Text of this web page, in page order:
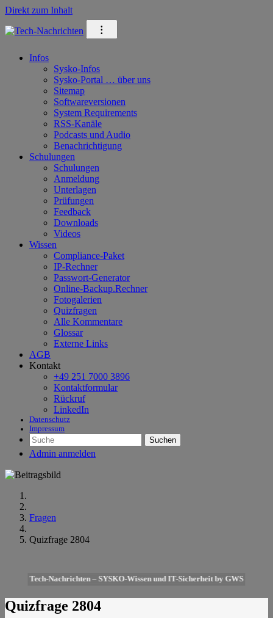
Direkt zum Inhalt
⁝
Infos
Sysko-Infos
Sysko-Portal … über uns
Sitemap
Softwareversionen
System Requirements
RSS-Kanäle
Podcasts und Audio
Benachrichtigung
Schulungen
Schulungen
Anmeldung
Unterlagen
Prüfungen
Feedback
Downloads
Videos
Wissen
Compliance-Paket
IP-Rechner
Passwort-Generator
Online-Backup.Rechner
Fotogalerien
Quizfragen
Alle Kommentare
Glossar
Externe Links
AGB
Kontakt
+49 251 7000 3896
Kontaktformular
Rückruf
LinkedIn
Datenschutz
Impressum
Suchen
Admin anmelden
Fragen
Quizfrage 2804
Tech-Nachrichten – SYSKO-Wissen und IT-Sicherheit by GWS
Quizfrage 2804